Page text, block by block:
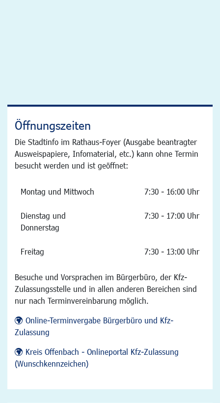
Öffnungszeiten
Die Stadtinfo im Rathaus-Foyer (Ausgabe beantragter
Ausweispapiere, Infomaterial, etc.) kann ohne Termin
besucht werden und ist geöffnet:
Montag und Mittwoch 7:30 - 16:00 Uhr
Dienstag und
Donnerstag
7:30 - 17:00 Uhr
Freitag 7:30 - 13:00 Uhr
Besuche und Vorsprachen im Bürgerbüro, der Kfz-
Zulassungsstelle und in allen anderen Bereichen sind
nur nach Terminvereinbarung möglich.
Online-Terminvergabe Bürgerbüro und Kfz-
Zulassung
Kreis Offenbach - Onlineportal Kfz-Zulassung
(Wunschkennzeichen)